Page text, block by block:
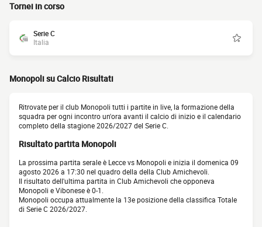
Tornei in corso
Serie C
Italia
Monopoli su Calcio Risultati
Ritrovate per il club Monopoli tutti i partite in live, la formazione della
squadra per ogni incontro un'ora avanti il calcio di inizio e il calendario
completo della stagione 2026/2027 del Serie C.
Risultato partita Monopoli
La prossima partita serale è Lecce vs Monopoli e inizia il domenica 09
agosto 2026 a 17:30 nel quadro della della Club Amichevoli.
Il risultato dell'ultima partita in Club Amichevoli che opponeva
Monopoli e Vibonese è 0-1.
Monopoli occupa attualmente la 13e posizione della classifica Totale
di Serie C 2026/2027.